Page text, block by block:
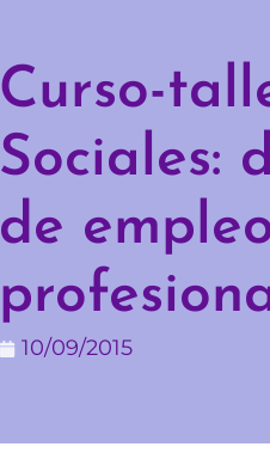
Curso-
Sociales:
de
10/09/2015